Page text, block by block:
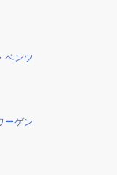
ベンツ
ーゲン